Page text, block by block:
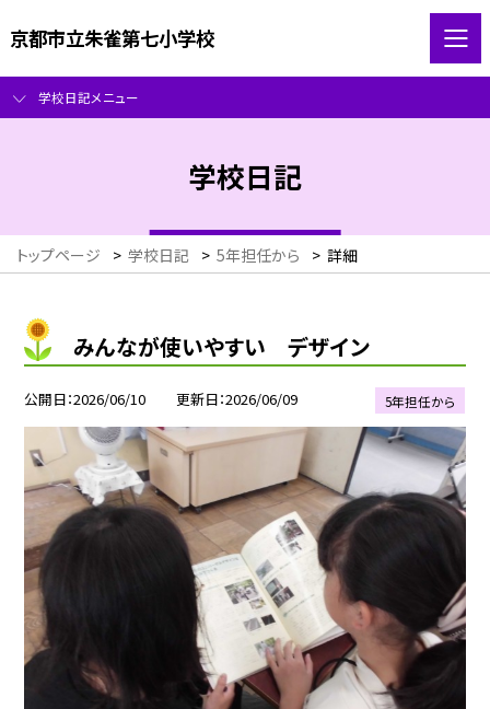
京都市立朱雀第七小学校
学校日記メニュー
学校日記
トップページ > 学校日記 > 5年担任から > 詳細
みんなが使いやすい デザイン
公開日 2026/06/10 更新日 2026/06/09 5年担任から